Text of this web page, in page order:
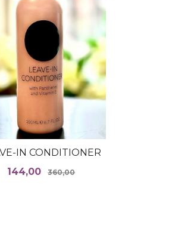
IN CONDITIONER
Tilbud
144,00 360,00Rabatt